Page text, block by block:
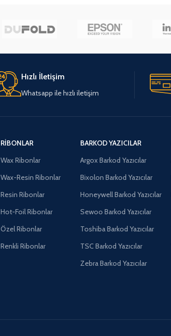
Hızlı İletişim
Whatsapp ile hızlı iletişim
RIBONLAR
Wax Ribonlar
Wax-Resin Ribonlar
Resin Ribonlar
Hot-Foil Ribonlar
Özel Ribonlar
Renkli Ribonlar
BARKOD YAZICILAR
Argox Barkod Yazıcılar
Bixolon Barkod Yazıcılar
Honeywell Barkod Yazıcılar
Sewoo Barkod Yazıcılar
Toshiba Barkod Yazıcılar
TSC Barkod Yazıcılar
Zebra Barkod Yazıcılar